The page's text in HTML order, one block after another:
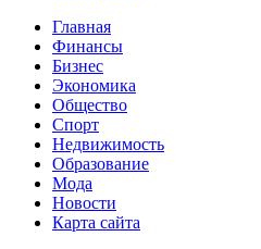
Главная
Финансы
Бизнес
Экономика
Общество
Спорт
Недвижимость
Образование
Мода
Новости
Карта сайта